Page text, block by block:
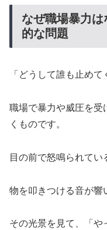
なぜ職場暴力
的な問題
「どうして誰も止めて
職場で暴力や威圧を受
くものです。
目の前で怒鳴られてい
物を叩きつける音が響
その光景を見て、「や